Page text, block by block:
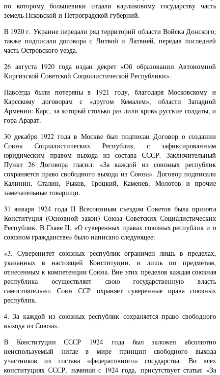
по которому большевики отдали карликовому государству часть
земель Псковской и Петроградской губерний.
В 1920 г. Украине передали ряд территорий области Войска Донского;
также подписали договора с Литвой и Латвией, передав последней
часть Островского уезда.
26 августа 1920 года издан декрет «Об образовании Автономной
Киргизской Советской Социалистической Республики».
Навсегда были потеряны в 1921 году, благодаря Московскому и
Карсскому договорам с «другом Кемалем», области Западной
Армении: Карс, за который столько раз лили кровь русские солдаты, и
гора Арарат.
30 декабря 1922 года в Москве был подписан Договор о создании
Союза Социалистических Республик, с зафиксированным
юридическим правом выхода из состава СССР. Заключительный
Пункт 26 Договора гласил: «За каждой из союзных республик
сохраняется право свободного выхода из Союза». Договор подписали
Калинин, Сталин, Рыков, Троцкий, Каменев, Молотов и прочие
замечательные товарищи.
31 января 1924 года II Всесоюзным съездом Советов была принята
Конституция (Основной закон) Союза Советских Социалистических
Республик. В Главе II. «О суверенных правах союзных республик и о
союзном гражданстве» было написано следующее:
«3. Суверенитет союзных республик ограничен лишь в пределах,
указанных в настоящей Конституции, и лишь по предметам,
отнесенным к компетенции Союза. Вне этих пределов каждая союзная
республика осуществляет свою государственную власть
самостоятельно; Союз ССР охраняет суверенные права союзных
республик.
4. За каждой из союзных республик сохраняется право свободного
выхода из Союза».
В Конституции СССР 1924 года был заложен абсолютно
неиспользуемый нигде в мире принцип свободного выхода
участников из состава «федеративного» государства. Во всех
конституциях СССР, начиная с 1924 года, присутствует статья: «За